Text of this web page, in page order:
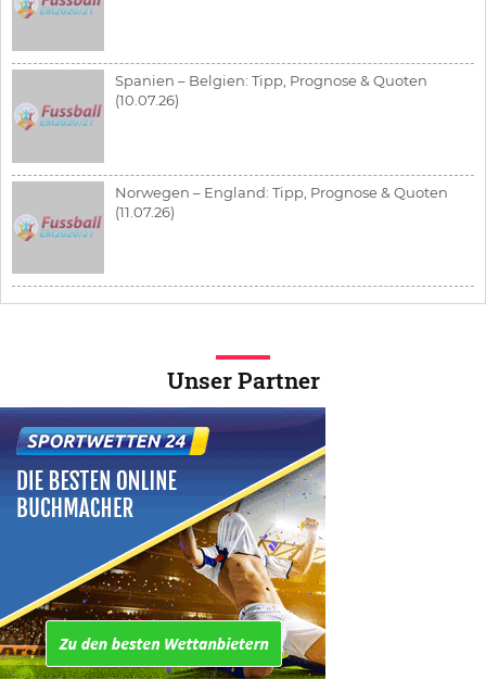
Spanien – Belgien: Tipp, Prognose & Quoten
(10.07.26)
Norwegen – England: Tipp, Prognose & Quoten
(11.07.26)
Unser Partner